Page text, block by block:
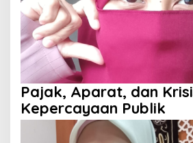
Pajak, Aparat, dan
Kepercayaan Publik